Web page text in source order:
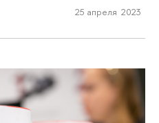
25 апреля 2023